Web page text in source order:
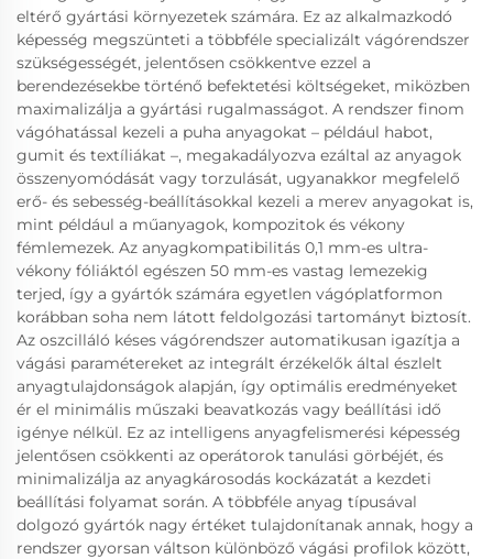
eltérő gyártási környezetek számára. Ez az alkalmazkodó
képesség megszünteti a többféle specializált vágórendszer
szükségességét, jelentősen csökkentve ezzel a
berendezésekbe történő befektetési költségeket, miközben
maximalizálja a gyártási rugalmasságot. A rendszer finom
vágóhatással kezeli a puha anyagokat – például habot,
gumit és textíliákat –, megakadályozva ezáltal az anyagok
összenyomódását vagy torzulását, ugyanakkor megfelelő
erő- és sebesség-beállításokkal kezeli a merev anyagokat is,
mint például a műanyagok, kompozitok és vékony
fémlemezek. Az anyagkompatibilitás 0,1 mm-es ultra-
vékony fóliáktól egészen 50 mm-es vastag lemezekig
terjed, így a gyártók számára egyetlen vágóplatformon
korábban soha nem látott feldolgozási tartományt biztosít.
Az oszcilláló késes vágórendszer automatikusan igazítja a
vágási paramétereket az integrált érzékelők által észlelt
anyagtulajdonságok alapján, így optimális eredményeket
ér el minimális műszaki beavatkozás vagy beállítási idő
igénye nélkül. Ez az intelligens anyagfelismerési képesség
jelentősen csökkenti az operátorok tanulási görbéjét, és
minimalizálja az anyagkárosodás kockázatát a kezdeti
beállítási folyamat során. A többféle anyag típusával
dolgozó gyártók nagy értéket tulajdonítanak annak, hogy a
rendszer gyorsan váltson különböző vágási profilok között,